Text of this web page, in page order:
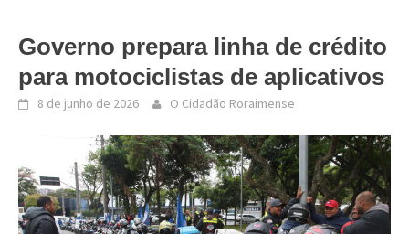
Governo prepara linha de crédito
para motociclistas de aplicativos
8 de junho de 2026 O Cidadão Roraimense